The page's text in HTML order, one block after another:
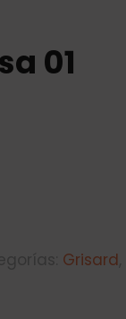
01
Grisard